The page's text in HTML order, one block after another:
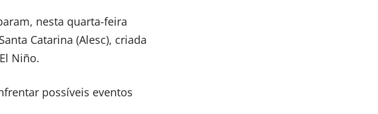
nesta quarta-feira
Catarina (Alesc), criada
Niño.
possíveis eventos